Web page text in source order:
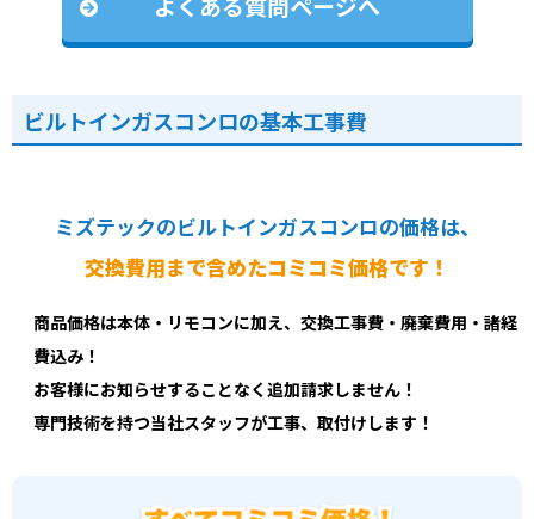
よくある質問ページへ
ビルトインガスコンロの基本工事費
ミズテックのビルトインガスコンロの価格は、
交換費用まで含めたコミコミ価格です！
商品価格は本体・リモコンに加え、交換工事費・廃棄費用・諸経
費込み！
お客様にお知らせすることなく追加請求しません！
専門技術を持つ当社スタッフが工事、取付けします！